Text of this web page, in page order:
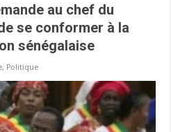
au chef du
se conformer à la
sénégalaise
, Politique